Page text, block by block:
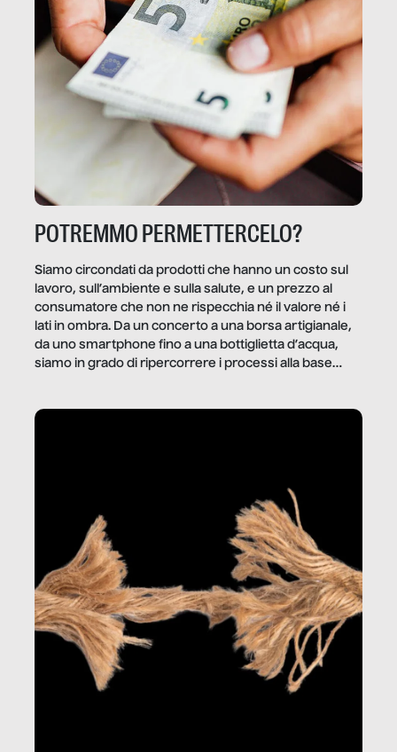
POTREMMO PERMETTERCELO?
Siamo circondati da prodotti che hanno un costo sul
lavoro, sull’ambiente e sulla salute, e un prezzo al
consumatore che non ne rispecchia né il valore né i
lati in ombra. Da un concerto a una borsa artigianale,
da uno smartphone fino a una bottiglietta d’acqua,
siamo in grado di ripercorrere i processi alla base
dietro gli oggetti e i servizi che fanno la nostra vita